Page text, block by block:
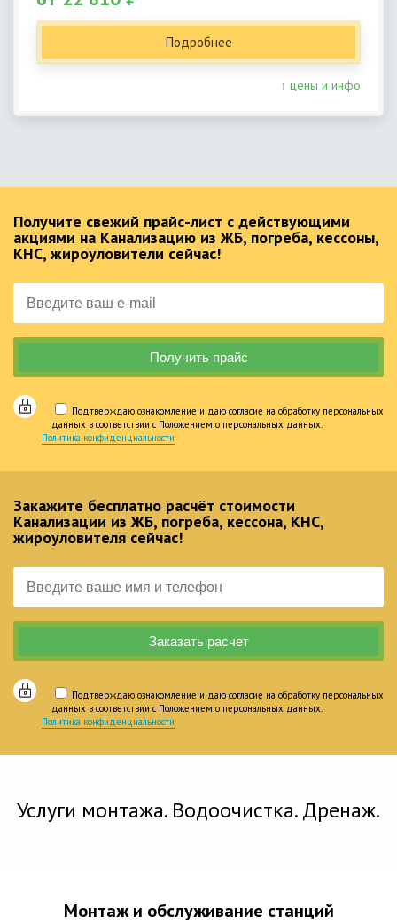
Подробнее
↑ цены и инфо
Получите свежий прайс-лист с действующими
акциями на Канализацию из ЖБ, погреба, кессоны,
КНС, жироуловители сейчас!
Подтверждаю ознакомление и даю согласие на обработку персональных
данных в соответствии с Положением о персональных данных.
Политика конфиденциальности
Закажите бесплатно расчёт стоимости
Канализации из ЖБ, погреба, кессона, КНС,
жироуловителя сейчас!
Подтверждаю ознакомление и даю согласие на обработку персональных
данных в соответствии с Положением о персональных данных.
Политика конфиденциальности
Услуги монтажа. Водоочистка. Дренаж.
Монтаж и обслуживание станций